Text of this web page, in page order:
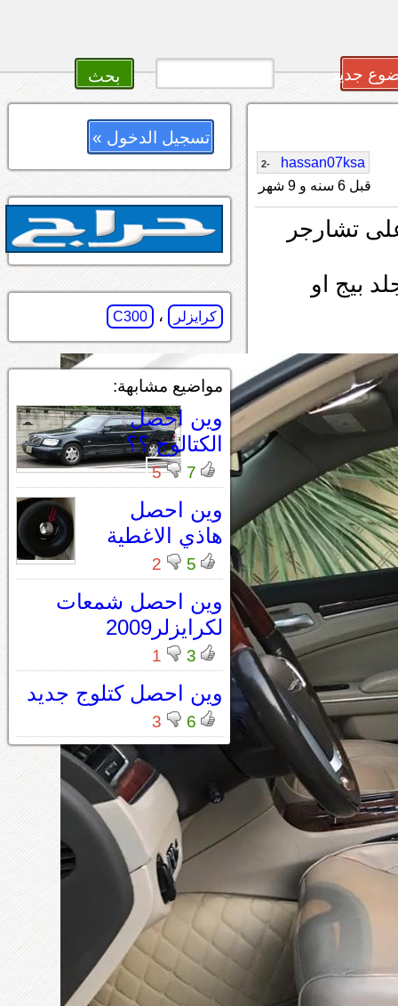
جديد
hassan07ksa
-2
قبل 6 سنه و 9 شهر
تشارجر
بيج او
تسجيل الدخول »
كرايزلر ، C300
مواضيع مشابهة:
وين احصل
الكتالوج ؟؟
7
5
وين احصل
هاذي الاغطية
5
2
وين احصل شمعات
لكرايزلر2009
3
1
وين احصل كتلوج جديد
6
3